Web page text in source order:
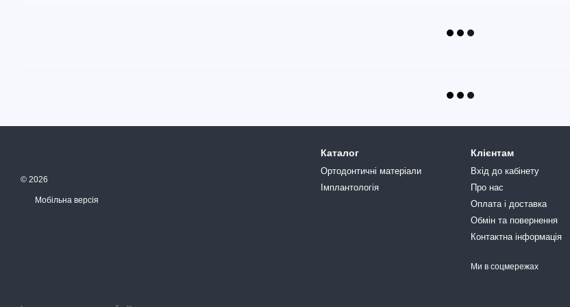
© 2026
Мобільна версія
Каталог
Ортодонтичні матеріали
Імплантологія
Клієнтам
Вхід до кабінету
Про нас
Оплата і доставка
Обмін та повернення
Контактна інформація
Ми в соцмережах